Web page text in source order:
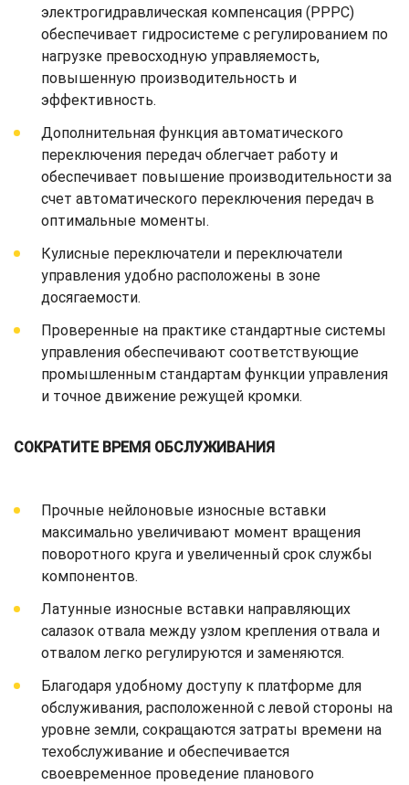
электрогидравлическая компенсация (PPPC)
обеспечивает гидросистеме с регулированием по
нагрузке превосходную управляемость,
повышенную производительность и
эффективность.
Дополнительная функция автоматического
переключения передач облегчает работу и
обеспечивает повышение производительности за
счет автоматического переключения передач в
оптимальные моменты.
Кулисные переключатели и переключатели
управления удобно расположены в зоне
досягаемости.
Проверенные на практике стандартные системы
управления обеспечивают соответствующие
промышленным стандартам функции управления
и точное движение режущей кромки.
СОКРАТИТЕ ВРЕМЯ ОБСЛУЖИВАНИЯ
Прочные нейлоновые износные вставки
максимально увеличивают момент вращения
поворотного круга и увеличенный срок службы
компонентов.
Латунные износные вставки направляющих
салазок отвала между узлом крепления отвала и
отвалом легко регулируются и заменяются.
Благодаря удобному доступу к платформе для
обслуживания, расположенной с левой стороны на
уровне земли, сокращаются затраты времени на
техобслуживание и обеспечивается
своевременное проведение планового